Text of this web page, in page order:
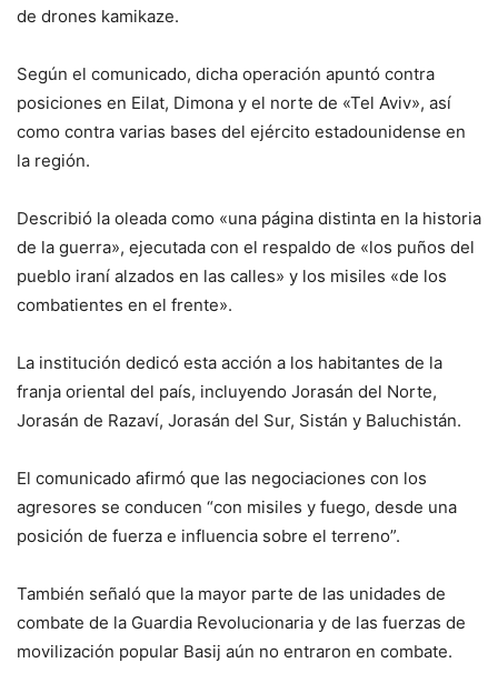
de drones kamikaze.
Según el comunicado, dicha operación apuntó contra
posiciones en Eilat, Dimona y el norte de «Tel Aviv», así
como contra varias bases del ejército estadounidense en
la región.
Describió la oleada como «una página distinta en la historia
de la guerra», ejecutada con el respaldo de «los puños del
pueblo iraní alzados en las calles» y los misiles «de los
combatientes en el frente».
La institución dedicó esta acción a los habitantes de la
franja oriental del país, incluyendo Jorasán del Norte,
Jorasán de Razaví, Jorasán del Sur, Sistán y Baluchistán.
El comunicado afirmó que las negociaciones con los
agresores se conducen “con misiles y fuego, desde una
posición de fuerza e influencia sobre el terreno”.
También señaló que la mayor parte de las unidades de
combate de la Guardia Revolucionaria y de las fuerzas de
movilización popular Basij aún no entraron en combate.